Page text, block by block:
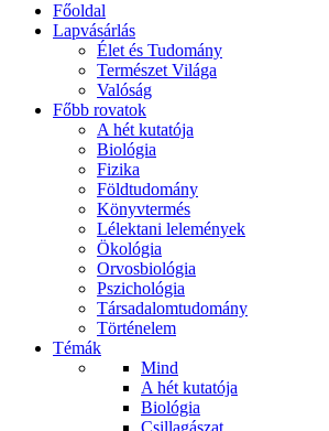
Főoldal
Lapvásárlás
Élet és Tudomány
Természet Világa
Valóság
Főbb rovatok
A hét kutatója
Biológia
Fizika
Földtudomány
Könyvtermés
Lélektani lelemények
Ökológia
Orvosbiológia
Pszichológia
Társadalomtudomány
Történelem
Témák
Mind
A hét kutatója
Biológia
Csillagászat